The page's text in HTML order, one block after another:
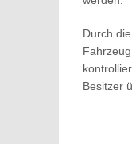
Durch
Besitzer